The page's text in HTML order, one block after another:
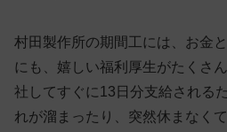
村田製作所の期間工には、お金
にも、嬉しい福利厚生がたくさ
社してすぐに13日分支給される
れが溜まったり、突然休まなく